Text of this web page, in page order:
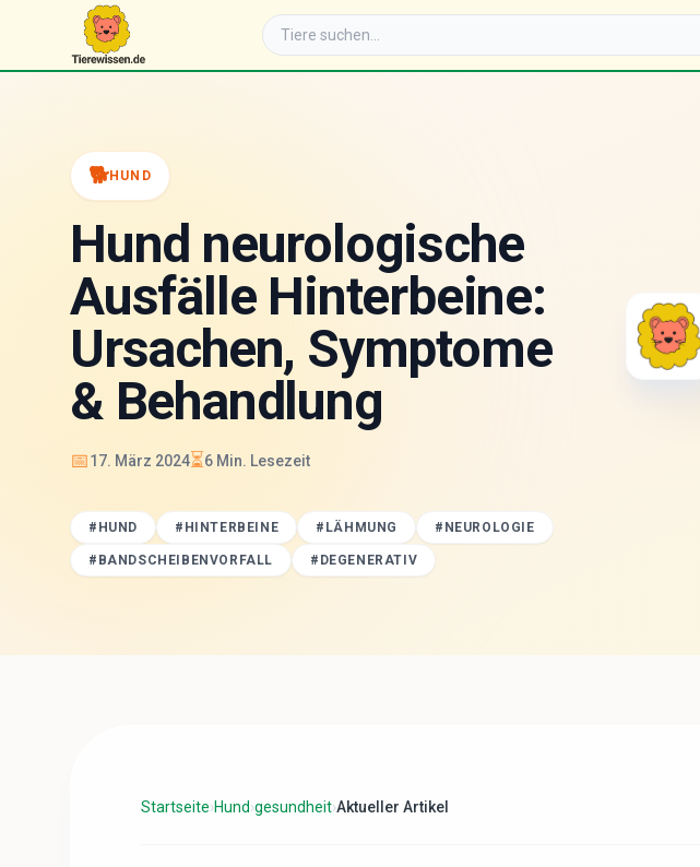
🐕HUND
Hund neurologische
Ausfälle Hinterbeine:
Ursachen, Symptome
& Behandlung
📅17. März 2024⏳6 Min. Lesezeit
# HUND # HINTERBEINE # LÄHMUNG # NEUROLOGIE
# BANDSCHEIBENVORFALL # DEGENERATIV
Startseite›Hund›gesundheit›Aktueller Artikel